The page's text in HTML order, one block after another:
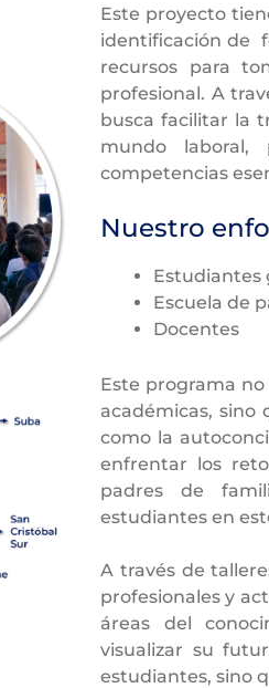
Este proyecto
identificación de
recursos para
profesional. A
busca facilitar la
mundo laboral,
competencias
Nuestro
Estudiantes
Escuela de
Docentes
Este programa
académicas, sino
como la
enfrentar los
padres de
estudiantes en
A través de
profesionales y
áreas del
visualizar su
estudiantes, sino